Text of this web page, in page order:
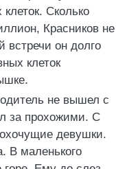
Сколько
Красников не
встречи он долго
клеток
не вышел с
за прохожими. С
девушки.
В маленького